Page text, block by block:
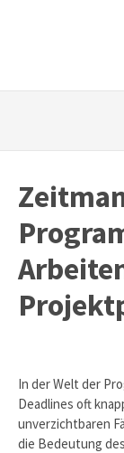
In der Welt der
Deadlines oft
unverzichtbaren
die Bedeutung